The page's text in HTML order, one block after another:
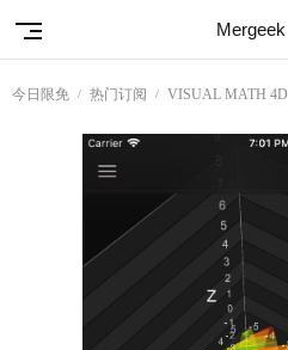
Mergeek
今日限免 热门订阅 VISUAL MATH 4D